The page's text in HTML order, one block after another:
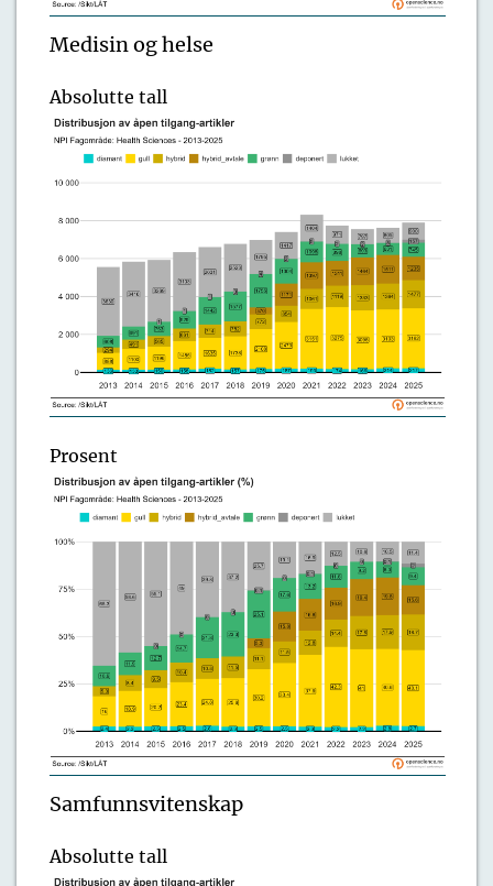
Medisin og helse
Absolutte tall
Prosent
Samfunnsvitenskap
Absolutte tall